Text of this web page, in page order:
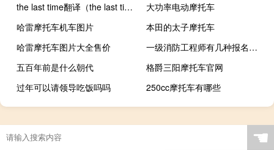
the last time翻译（the last time）
大功率电动摩托车
哈雷摩托车机车图片
本田的太子摩托车
哈雷摩托车图片大全售价
一级消防工程师有几种报名方式
五百年前是什么朝代
格爵三阳摩托车官网
过年可以请领导吃饭吗吗
250cc摩托车有哪些
☚